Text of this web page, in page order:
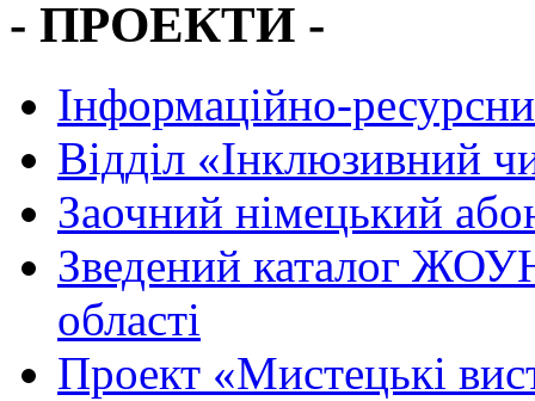
- ПРОЕКТИ -
Інформаційно-
Вiддiл «Інклюзивний
Заочний німецький
Зведений каталог
області
Проект «Мистецькі